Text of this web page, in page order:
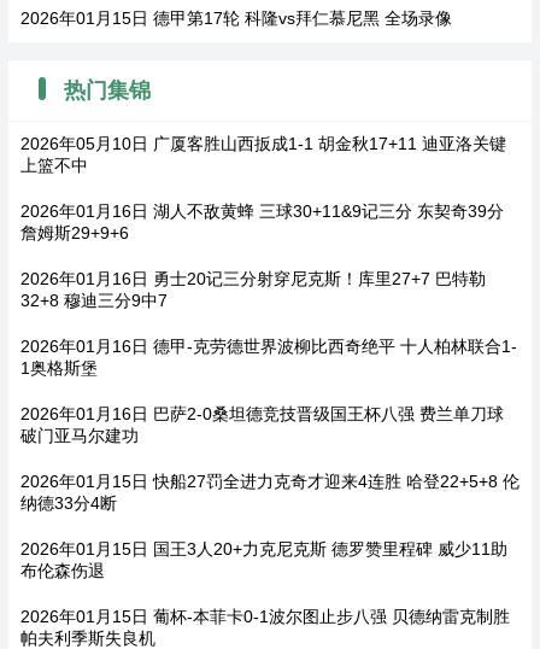
2026年01月15日 德甲第17轮 科隆vs拜仁慕尼黑 全场录像
热门集锦
2026年05月10日 广厦客胜山西扳成1-1 胡金秋17+11 迪亚洛关键
上篮不中
2026年01月16日 湖人不敌黄蜂 三球30+11&9记三分 东契奇39分
詹姆斯29+9+6
2026年01月16日 勇士20记三分射穿尼克斯！库里27+7 巴特勒
32+8 穆迪三分9中7
2026年01月16日 德甲-克劳德世界波柳比西奇绝平 十人柏林联合1-
1奥格斯堡
2026年01月16日 巴萨2-0桑坦德竞技晋级国王杯八强 费兰单刀球
破门亚马尔建功
2026年01月15日 快船27罚全进力克奇才迎来4连胜 哈登22+5+8 伦
纳德33分4断
2026年01月15日 国王3人20+力克尼克斯 德罗赞里程碑 威少11助
布伦森伤退
2026年01月15日 葡杯-本菲卡0-1波尔图止步八强 贝德纳雷克制胜
帕夫利季斯失良机